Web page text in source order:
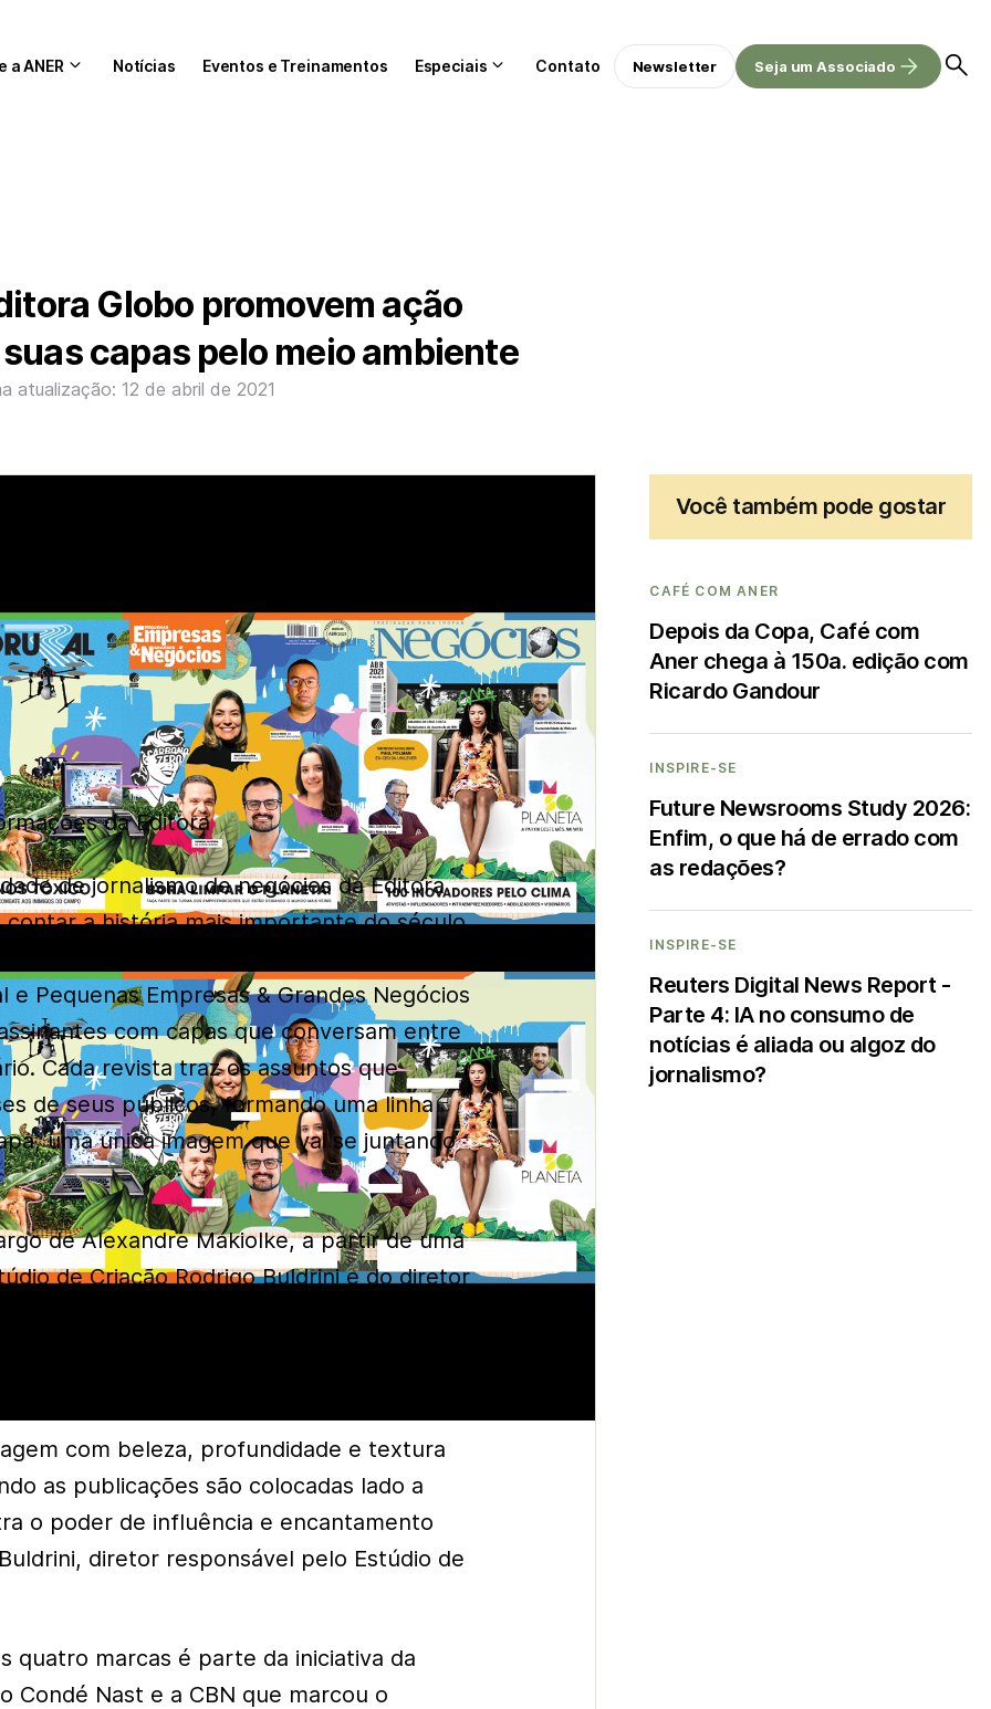
a ANER Notícias Eventos e Treinamentos Especiais Contato Newsletter Seja um Associado
Globo promovem ação
capas pelo meio ambiente
atualização: 12 de abril de 2021
da Editora
de jornalismo de negócios da Editora
contar a história mais importante do século
e Pequenas Empresas & Grandes Negócios
com capas que conversam entre
Cada revista traz os assuntos que
de seus públicos, formando uma linha
uma única imagem que vai se juntando
de Alexandre Makiolke, a partir de uma
de Criação Rodrigo Buldrini e do diretor
com beleza, profundidade e textura
as publicações são colocadas lado a
o poder de influência e encantamento
diretor responsável pelo Estúdio de
quatro marcas é parte da iniciativa da
Condé Nast e a CBN que marcou o
Você também pode gostar
CAFÉ COM ANER
Depois da Copa, Café com
Aner chega à 150a. edição com
Ricardo Gandour
INSPIRE-SE
Future Newsrooms Study 2026:
Enfim, o que há de errado com
as redações?
INSPIRE-SE
Reuters Digital News Report -
Parte 4: IA no consumo de
notícias é aliada ou algoz do
jornalismo?